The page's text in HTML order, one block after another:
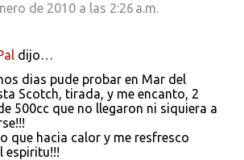
de 2010 a las 2:26 a.m.
dijo…
dias pude probar en Mar del
Scotch, tirada, y me encanto, 2
500cc que no llegaron ni siquiera a
que hacia calor y me resfresco
espiritu!!!